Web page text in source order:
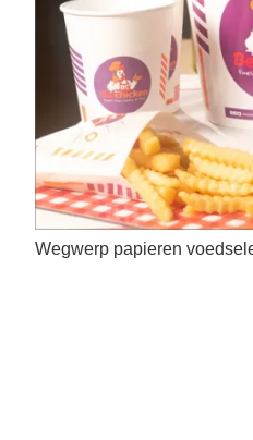
Wegwerp papieren